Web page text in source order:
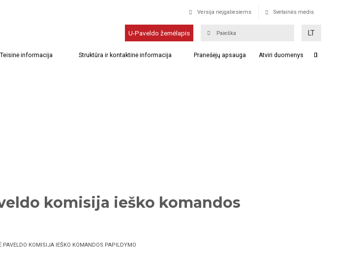
Versija neįgaliesiems Svetainės medis
U-Paveldo žemėlapis LT
Teisinė informacija Struktūra ir kontaktinė informacija Pranešėjų apsauga Atviri duomenys
komisija ieško komandos
PAVELDO KOMISIJA IEŠKO KOMANDOS PAPILDYMO